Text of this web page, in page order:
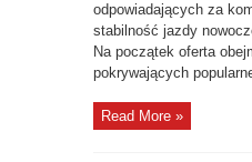
odpowiadających za
stabilność jazdy
Na początek oferta
pokrywających
Read More »